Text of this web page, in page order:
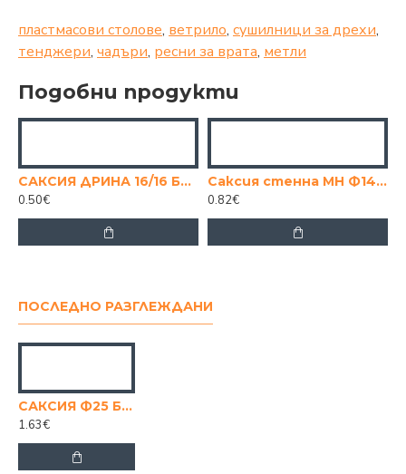
пластмасови столове, ветрило, сушилници за дрехи,
тенджери, чадъри, ресни за врата, метли
Подобни продукти
САКСИЯ ДРИНА 16/16 БЯЛА
0.50€
Саксия стенна МН Ф14 бяла
0.82€
ПОСЛЕДНО РАЗГЛЕЖДАНИ
САКСИЯ Ф25 БЯЛА
1.63€